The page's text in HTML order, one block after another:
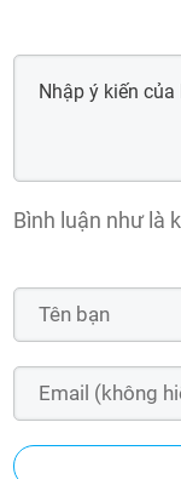
Bình luận như là